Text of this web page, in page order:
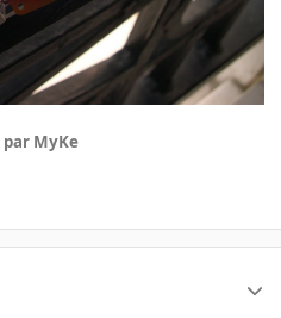
par MyKe